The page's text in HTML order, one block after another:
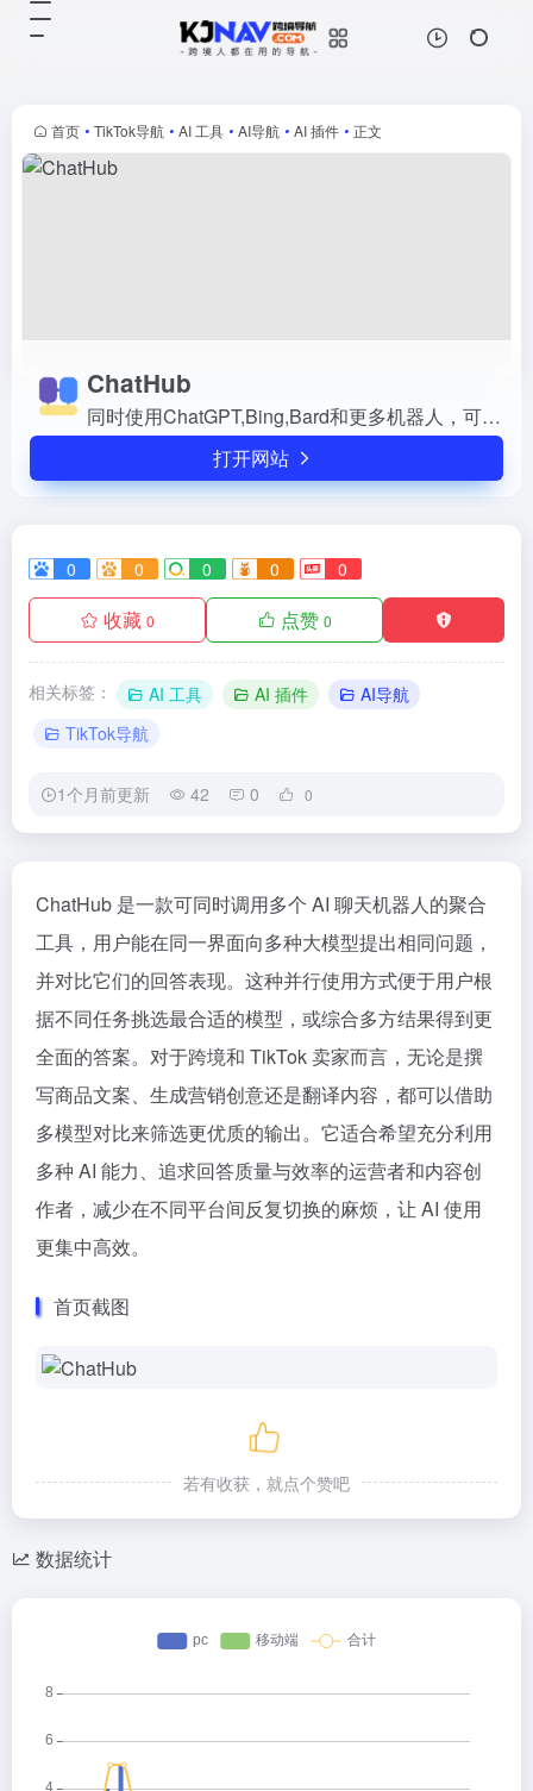
首页 • TikTok导航 • AI 工具 • AI导航 • AI 插件 • 正文
ChatHub
同时使用ChatGPT,Bing,Bard和更多机器人，可免费体验基础功能
打开网站
0 0 0 0 0
收藏 0 点赞 0
相关标签： AI 工具 AI 插件
AI导航
TikTok导航
1个月前更新 42 0 0
ChatHub 是一款可同时调用多个 AI 聊天机器人的聚合
工具，用户能在同一界面向多种大模型提出相同问题，
并对比它们的回答表现。这种并行使用方式便于用户根
据不同任务挑选最合适的模型，或综合多方结果得到更
全面的答案。对于跨境和 TikTok 卖家而言，无论是撰
写商品文案、生成营销创意还是翻译内容，都可以借助
多模型对比来筛选更优质的输出。它适合希望充分利用
多种 AI 能力、追求回答质量与效率的运营者和内容创
作者，减少在不同平台间反复切换的麻烦，让 AI 使用
更集中高效。
首页截图
若有收获，就点个赞吧
数据统计